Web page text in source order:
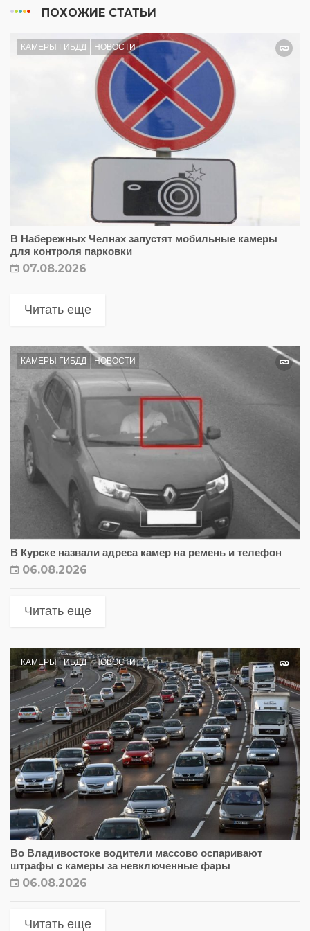
ПОХОЖИЕ СТАТЬИ
КАМЕРЫ ГИБДД НОВОСТИ
В Набережных Челнах запустят мобильные камеры
для контроля парковки
07.08.2026
Читать еще
КАМЕРЫ ГИБДД НОВОСТИ
В Курске назвали адреса камер на ремень и телефон
06.08.2026
Читать еще
КАМЕРЫ ГИБДД НОВОСТИ
Во Владивостоке водители массово оспаривают
штрафы с камеры за невключенные фары
06.08.2026
Читать еще